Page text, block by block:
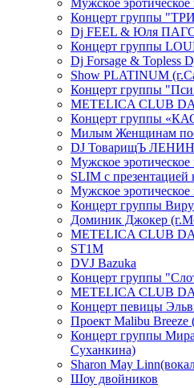
Мужское
Концерт группы
Dj FEEL & Юля ПАГО
Концерт группы
Dj Forsage & Topless
Show PLATINUM
Концерт группы
METELICA CLUB
Концерт группы
Милым Женщинам
DJ ТоварищЪ
Мужское
SLIM с
Мужское
Концерт группы
Доминик Джокер
METELICA CLUB
ST1M
DVJ Bazuka
Концерт группы
METELICA CLUB
Концерт певицы
Проект Malibu Breeze
Концерт группы
Суханкина)
Sharon May
Шоу двойников